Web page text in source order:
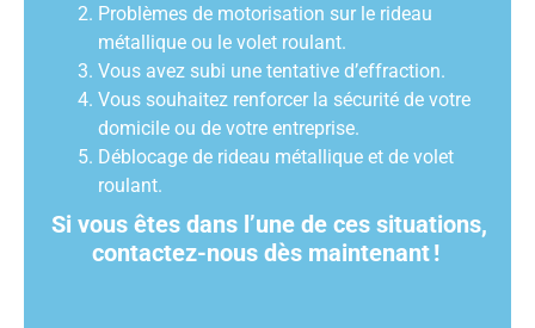
Problèmes de motorisation sur le rideau
métallique ou le volet roulant.
Vous avez subi une tentative d’effraction.
Vous souhaitez renforcer la sécurité de votre
domicile ou de votre entreprise.
Déblocage de rideau métallique et de volet
roulant.
Si vous êtes dans l’une de ces situations,
contactez-nous dès maintenant!